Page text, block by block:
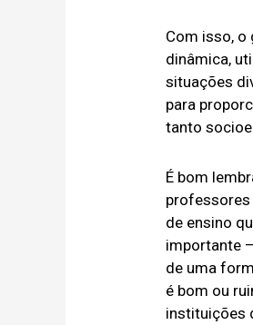
Com isso,
dinâmica,
situações
para
tanto
É bom
professores
de ensino
importante
de uma
é bom ou
instituições